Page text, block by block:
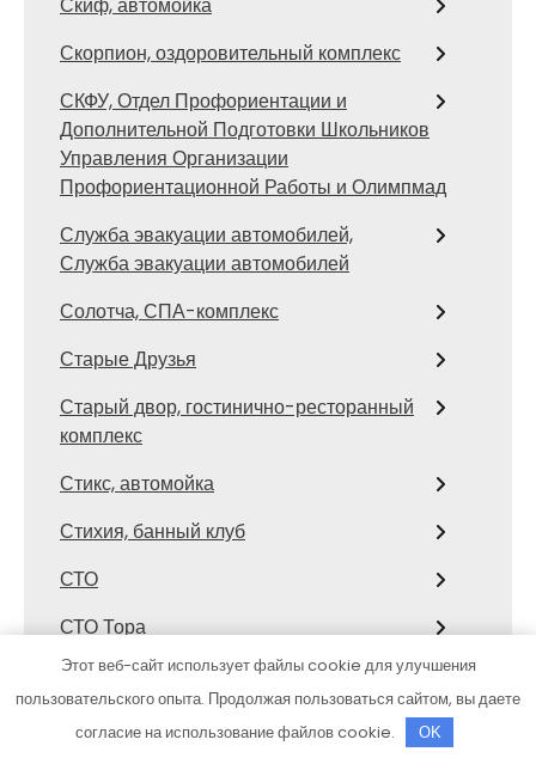
Скорпион, оздоровительный комплекс
СКФУ, Отдел Профориентации и
Дополнительной Подготовки Школьников
Управления Организации
Профориентационной Работы и Олимпмад
Служба эвакуации автомобилей,
Служба эвакуации автомобилей
Солотча, СПА-комплекс
Старые Друзья
Старый двор, гостинично-ресторанный
комплекс
Стикс, автомойка
Стихия, банный клуб
СТО
СТО Тора
Столярка 22, производственно-
торговая компания
Этот веб-сайт использует файлы cookie для улучшения
пользовательского опыта. Продолжая пользоваться сайтом, вы даете
согласие на использование файлов cookie.
OK